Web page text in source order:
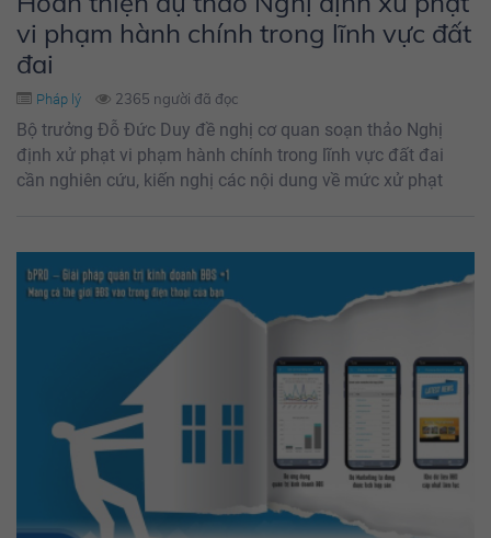
vi phạm hành chính trong lĩnh vực đất
đai
Pháp lý 2365 người đã đọc
Bộ trưởng Đỗ Đức Duy đề nghị cơ quan soạn thảo Nghị
định xử phạt vi phạm hành chính trong lĩnh vực đất đai
cần nghiên cứu, kiến nghị các nội dung về mức xử phạt